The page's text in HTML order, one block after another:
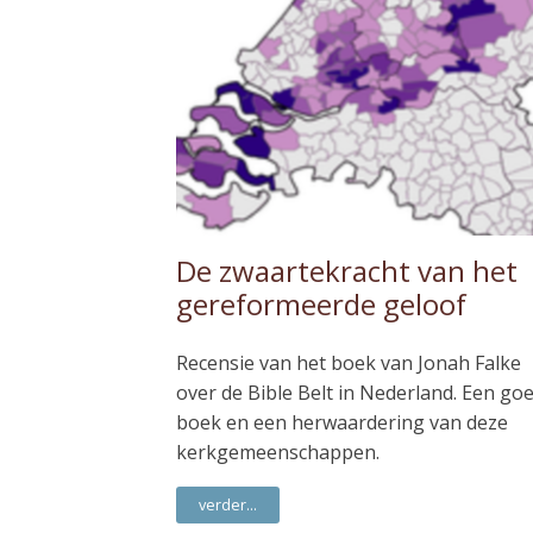
De zwaartekracht van het
gereformeerde geloof
Recensie van het boek van Jonah Falke
over de Bible Belt in Nederland. Een
boek en een herwaardering van deze
kerkgemeenschappen.
verder...